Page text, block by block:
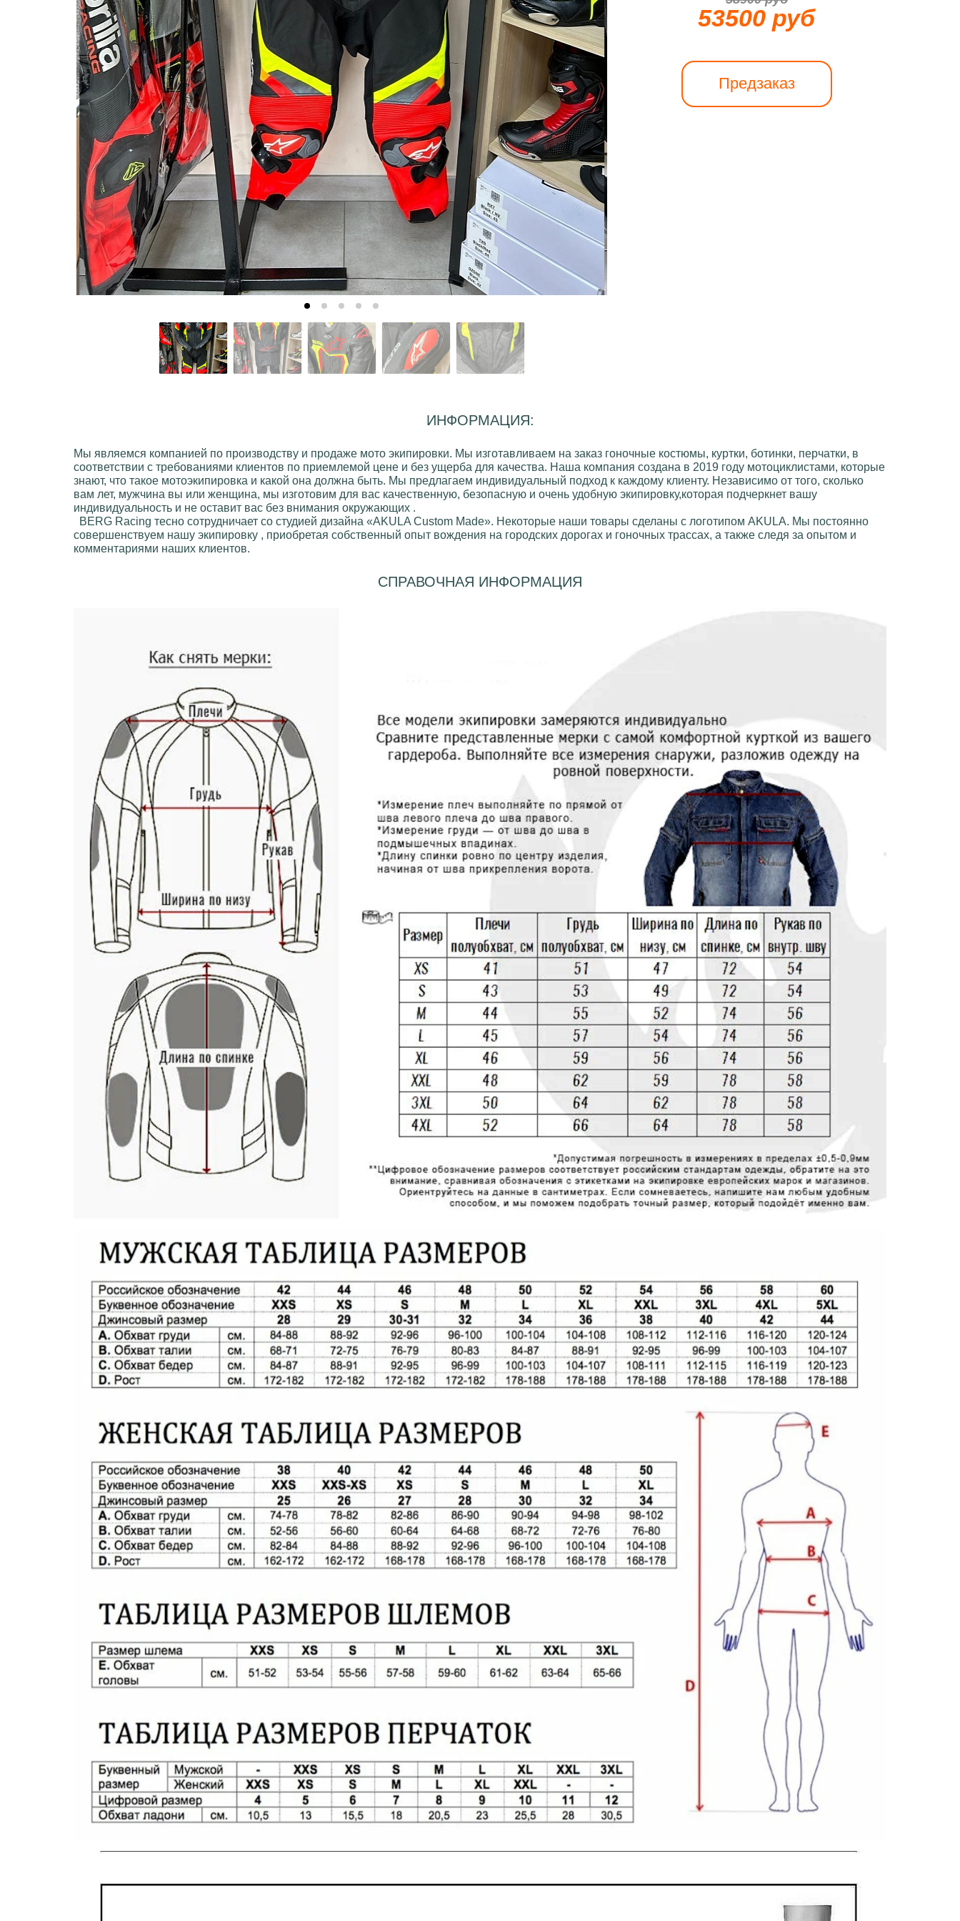
53500 руб
Предзаказ
ИНФОРМАЦИЯ:
Мы являемся компанией по производству и продаже мото экипировки. Мы изготавливаем на заказ гоночные костюмы, куртки, ботинки, перчатки, в
соответствии с требованиями клиентов по приемлемой цене и без ущерба для качества. Наша компания создана в 2019 году мотоциклистами, которые
знают, что такое мотоэкипировкa и какой она должна быть. Мы предлагаем индивидуальный подход к каждому клиенту. Независимо от того, сколько
вам лет, мужчинa вы или женщинa, мы изготовим для вас качественную, безопасную и очень удобную экипировку,которая подчеркнет вашу
индивидуальность и не оставит вас без внимания окружающих .
BERG Racing тесно сотрудничает со студией дизайна «AKULA Custom Made». Некоторые наши товары сделаны с логотипом AKULA. Мы постоянно
совершенствуем нашу экипировку , приобретая собственный опыт вождения на городских дорогах и гоночных трассах, а также следя за опытом и
комментариями наших клиентов.
СПРАВОЧНАЯ ИНФОРМАЦИЯ